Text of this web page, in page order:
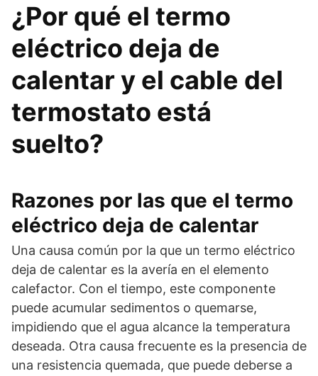
¿Por qué el termo
eléctrico deja de
calentar y el cable del
termostato está
suelto?
Razones por las que el termo
eléctrico deja de calentar
Una causa común por la que un termo eléctrico
deja de calentar es la avería en el elemento
calefactor. Con el tiempo, este componente
puede acumular sedimentos o quemarse,
impidiendo que el agua alcance la temperatura
deseada. Otra causa frecuente es la presencia de
una resistencia quemada, que puede deberse a